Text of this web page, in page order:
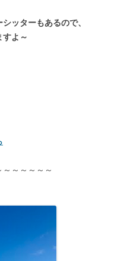
ッターもあるので、
すよ～
～～～～～